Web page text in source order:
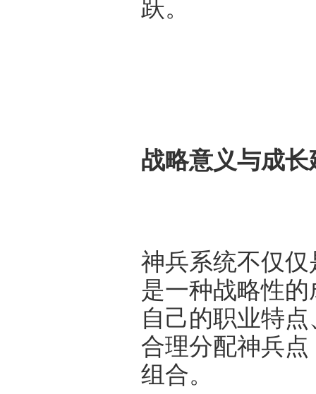
跃。
战略意义与成长
神兵系统不仅
是一种战略性
自己的职业特
合理分配神兵
组合。